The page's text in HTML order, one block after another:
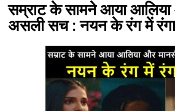
सम्राट के सामने आया आलिया
असली सच : नयन के रंग में